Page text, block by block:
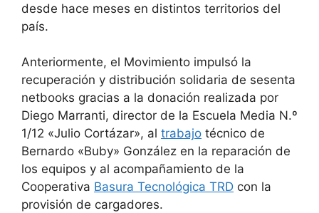
desde hace meses en distintos territorios del
país.
Anteriormente, el Movimiento impulsó la
recuperación y distribución solidaria de sesenta
netbooks gracias a la donación realizada por
Diego Marranti, director de la Escuela Media N.º
1/12 «Julio Cortázar», al trabajo técnico de
Bernardo «Buby» González en la reparación de
los equipos y al acompañamiento de la
Cooperativa Basura Tecnológica TRD con la
provisión de cargadores.